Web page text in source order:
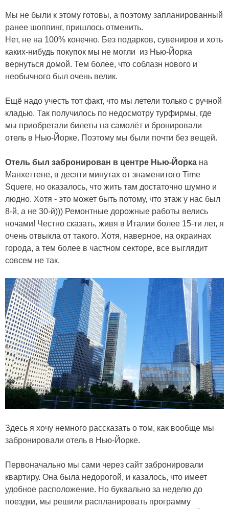
Мы не были к этому готовы, а поэтому запланированный
ранее шоппинг, пришлось отменить.
Нет, не на 100% конечно. Без подарков, сувениров и хоть
каких-нибудь покупок мы не могли из Нью-Йорка
вернуться домой. Тем более, что соблазн нового и
необычного был очень велик.
Ещё надо учесть тот факт, что мы летели только с ручной
кладью. Так получилось по недосмотру турфирмы, где
мы приобретали билеты на самолёт и бронировали
отель в Нью-Йорке. Поэтому мы были почти без вещей.
Отель был забронирован в центре Нью-Йорка на
Манхеттене, в десяти минутах от знаменитого Time
Squere, но оказалось, что жить там достаточно шумно и
людно. Хотя - это может быть потому, что этаж у нас был
8-й, а не 30-й))) Ремонтные дорожные работы велись
ночами! Честно сказать, живя в Италии более 15-ти лет, я
очень отвыкла от такого. Хотя, наверное, на окраинах
города, а тем более в частном секторе, все выглядит
совсем не так.
Здесь я хочу немного рассказать о том, как вообще мы
забронировали отель в Нью-Йорке.
Первоначально мы сами через сайт забронировали
квартиру. Она была недорогой, и казалось, что имеет
удобное расположение. Но буквально за неделю до
поездки, мы решили распланировать программу